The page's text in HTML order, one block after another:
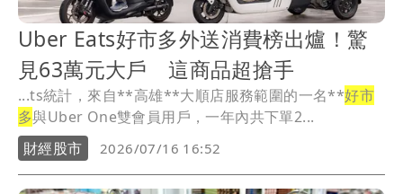
Uber Eats好市多外送消費榜出爐！驚
見63萬元大戶 這商品超搶手
...ts統計，來自**高雄**大順店服務範圍的一名**好市
多與Uber One雙會員用戶，一年內共下單2...
財經股市
2026/07/16 16:52